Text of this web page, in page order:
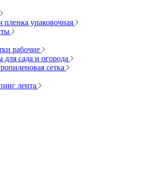
пленка упаковочная
рабочие
для сада и огорода
сетка
лента